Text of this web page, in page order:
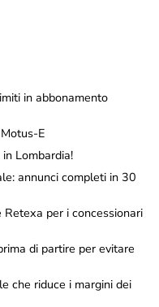
in abbonamento
E
Lombardia!
annunci completi in 30
per i concessionari
di partire per evitare
che riduce i margini dei